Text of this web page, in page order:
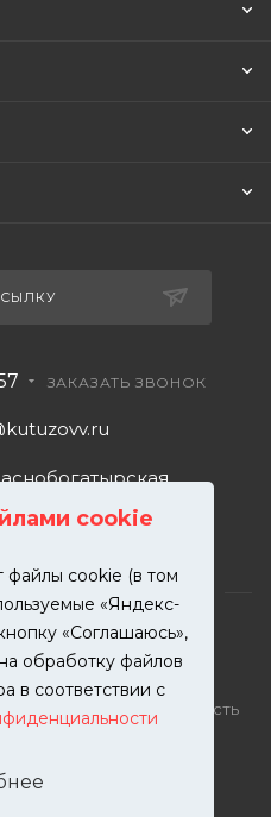
cookie
файлы cookie (в том
«Яндекс-
«Соглашаюсь»,
обработку файлов
в соответствии с
ЗАКАЗАТЬ ЗВОНОК
ремонт и покраска
на сайте – собственность
Все права защищены.